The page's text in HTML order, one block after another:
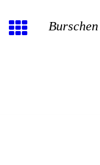
Burschen